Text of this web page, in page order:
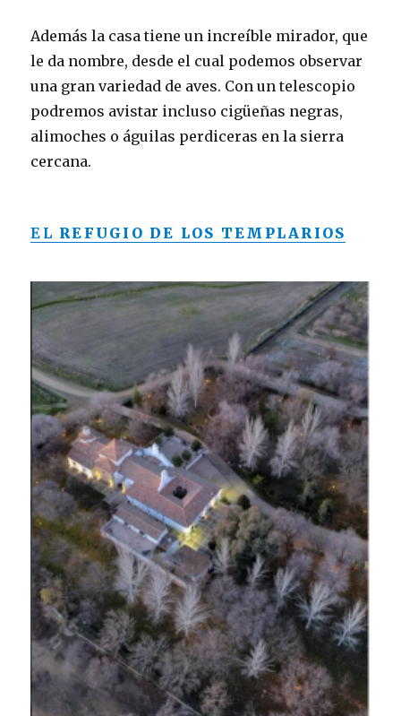
Además la casa tiene un increíble mirador, que
le da nombre, desde el cual podemos observar
una gran variedad de aves. Con un telescopio
podremos avistar incluso cigüeñas negras,
alimoches o águilas perdiceras en la sierra
cercana.
EL REFUGIO DE LOS TEMPLARIOS